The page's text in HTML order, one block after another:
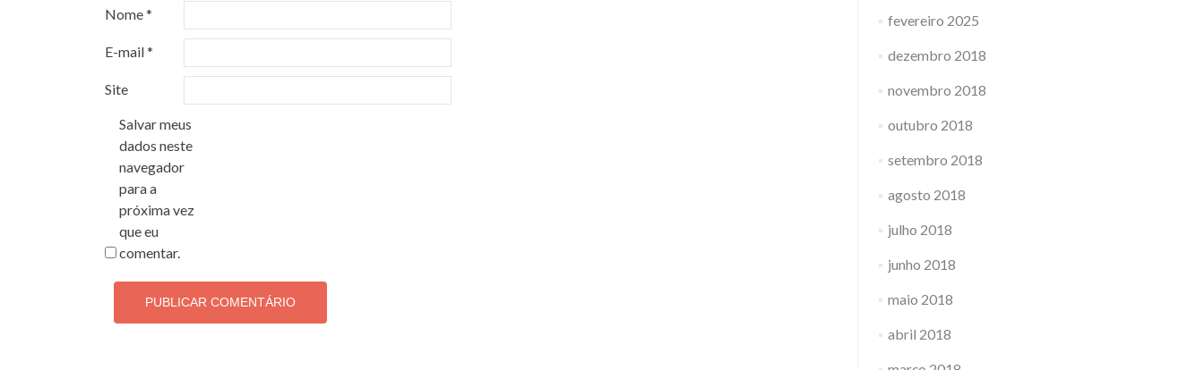
Nome*
E-mail*
Site
Salvar meus
dados neste
navegador
para a
próxima vez
que eu
comentar.
fevereiro 2025
dezembro 2018
novembro 2018
outubro 2018
setembro 2018
agosto 2018
julho 2018
junho 2018
maio 2018
abril 2018